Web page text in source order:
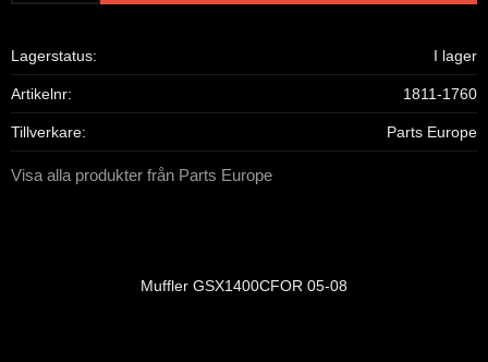
Lagerstatus I lager
Artikelnr 1811-1760
Tillverkare Parts Europe
Visa alla produkter från Parts Europe
Muffler GSX1400CFOR 05-08